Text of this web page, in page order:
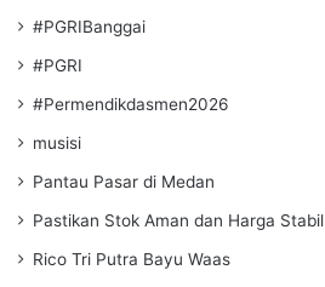
#PGRIBanggai
#PGRI
#Permendikdasmen2026
musisi
Pantau Pasar di Medan
Pastikan Stok Aman dan Harga Stabil
Rico Tri Putra Bayu Waas